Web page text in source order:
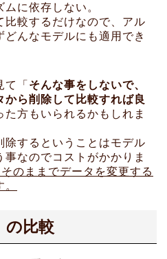
に依存しない。
比較するだけなので、アル
どんなモデルにも適用でき
て「 そんな事をしないで、
から削除して比較すれば良
た方もいられるかもしれま
除するということはモデル
事なのでコストがかかりま
のままでデータを変更する
の比較